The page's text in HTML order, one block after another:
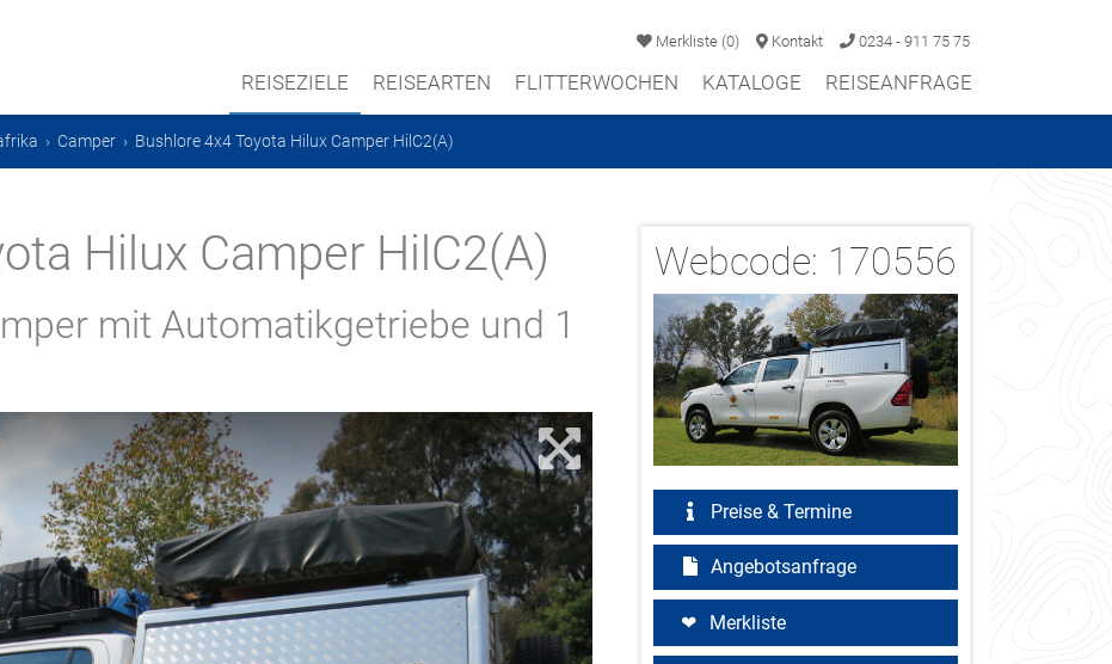
Merkliste (0) Kontakt 0234 - 911 75 75
REISEZIELE REISEARTEN FLITTERWOCHEN KATALOGE REISEANFRAGE
› Camper › Bushlore 4x4 Toyota Hilux Camper HilC2(A)
Webcode: 170556
Preise & Termine
Angebotsanfrage
Merkliste
Hilux Camper HilC2(A)
mit Automatikgetriebe und 1
2/3